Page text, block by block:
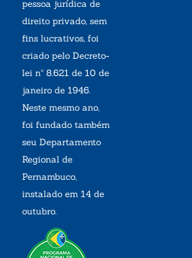
pessoa jurídica de
direito privado, sem
fins lucrativos, foi
criado pelo Decreto-
lei nº 8.621 de 10 de
janeiro de 1946.
Neste mesmo ano,
foi fundado também
seu Departamento
Regional de
Pernambuco,
instalado em 14 de
outubro.